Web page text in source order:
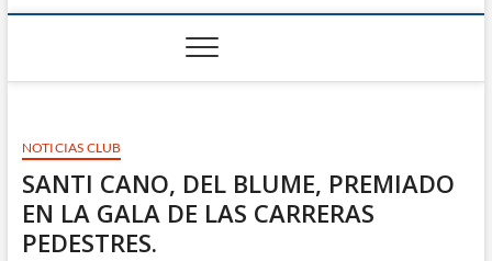
NOTICIAS CLUB
SANTI CANO, DEL BLUME, PREMIADO
EN LA GALA DE LAS CARRERAS
PEDESTRES.